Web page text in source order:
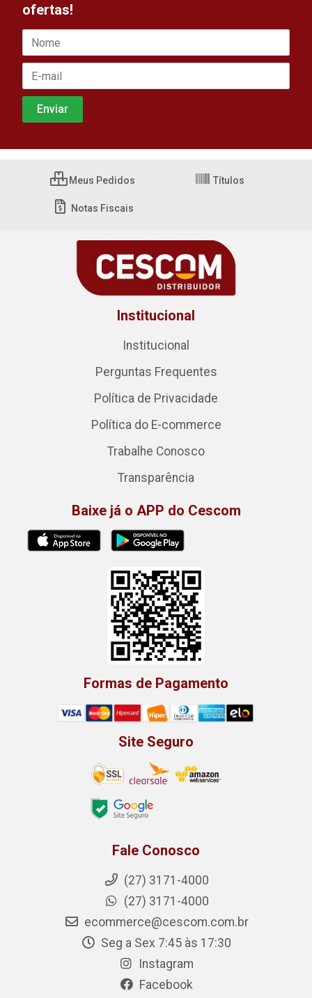
ofertas!
Meus Pedidos Títulos
Notas Fiscais
Institucional
Institucional
Perguntas Frequentes
Política de Privacidade
Política do E-commerce
Trabalhe Conosco
Transparência
Baixe já o APP do Cescom
Formas de Pagamento
Site Seguro
Fale Conosco
(27) 3171-4000
(27) 3171-4000
ecommerce@cescom.com.br
Seg a Sex 7:45 às 17:30
Instagram
Facebook